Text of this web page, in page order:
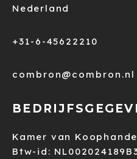
Nederland
+31-6-45622210
combron@combron.nl
Kamer van
Btw-id: